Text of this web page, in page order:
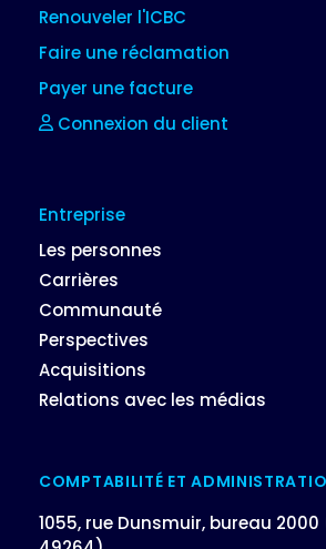
Renouveler l'ICBC
Faire une réclamation
Payer une facture
Connexion du client
Entreprise
Les personnes
Carrières
Communauté
Perspectives
Acquisitions
Relations avec les médias
COMPTABILITÉ ET
1055, rue Dunsmuir, bureau